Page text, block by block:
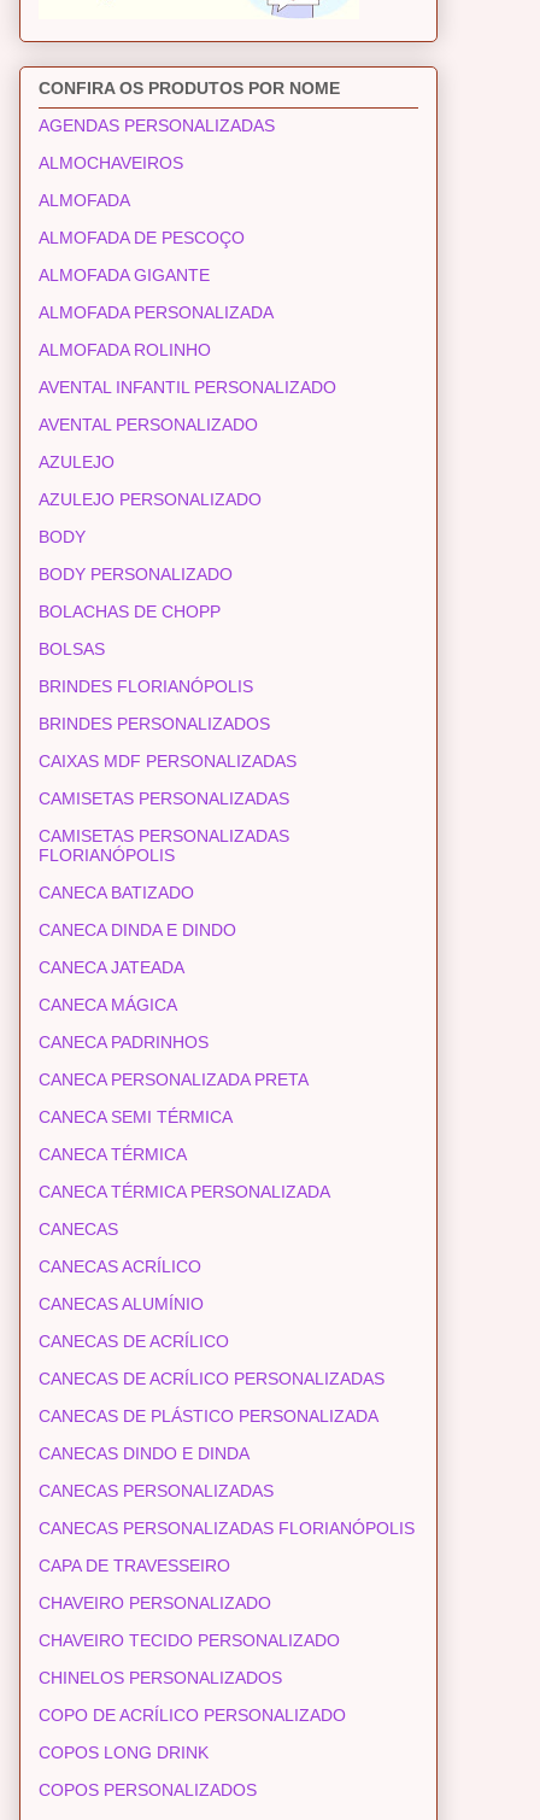
CONFIRA OS PRODUTOS POR NOME
AGENDAS PERSONALIZADAS
ALMOCHAVEIROS
ALMOFADA
ALMOFADA DE PESCOÇO
ALMOFADA GIGANTE
ALMOFADA PERSONALIZADA
ALMOFADA ROLINHO
AVENTAL INFANTIL PERSONALIZADO
AVENTAL PERSONALIZADO
AZULEJO
AZULEJO PERSONALIZADO
BODY
BODY PERSONALIZADO
BOLACHAS DE CHOPP
BOLSAS
BRINDES FLORIANÓPOLIS
BRINDES PERSONALIZADOS
CAIXAS MDF PERSONALIZADAS
CAMISETAS PERSONALIZADAS
CAMISETAS PERSONALIZADAS
FLORIANÓPOLIS
CANECA BATIZADO
CANECA DINDA E DINDO
CANECA JATEADA
CANECA MÁGICA
CANECA PADRINHOS
CANECA PERSONALIZADA PRETA
CANECA SEMI TÉRMICA
CANECA TÉRMICA
CANECA TÉRMICA PERSONALIZADA
CANECAS
CANECAS ACRÍLICO
CANECAS ALUMÍNIO
CANECAS DE ACRÍLICO
CANECAS DE ACRÍLICO PERSONALIZADAS
CANECAS DE PLÁSTICO PERSONALIZADA
CANECAS DINDO E DINDA
CANECAS PERSONALIZADAS
CANECAS PERSONALIZADAS FLORIANÓPOLIS
CAPA DE TRAVESSEIRO
CHAVEIRO PERSONALIZADO
CHAVEIRO TECIDO PERSONALIZADO
CHINELOS PERSONALIZADOS
COPO DE ACRÍLICO PERSONALIZADO
COPOS LONG DRINK
COPOS PERSONALIZADOS